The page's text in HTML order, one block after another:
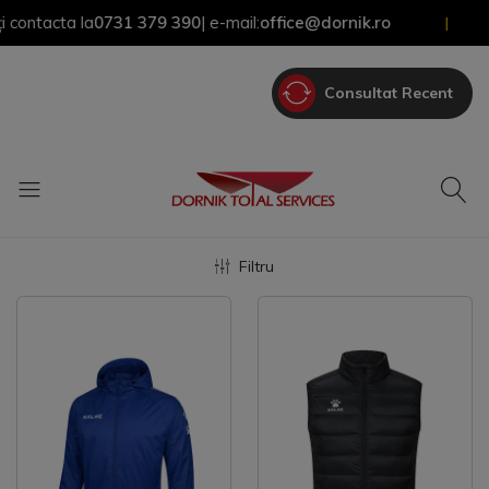
la0731 379 390 | e-mail:office@dornik.ro
Consultat Recent
Filtru